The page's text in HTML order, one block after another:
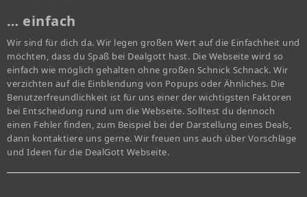
… einfach
Wir sind für dich da. Wir legen großen Wert auf die Einfachheit und
möchten, dass du Spaß bei Dealgott hast. Die Webseite wird so
einfach wie möglich gehalten ohne großen Schnick Schnack. Wir
verzichten auf die Einblendung von Popups oder Ähnliches. Die
Benutzerfreundlichkeit ist für uns einer der wichtigsten Faktoren
bei Entscheidung rund um die Webseite. Solltest du dennoch
einen Fehler finden, zum Beispiel bei der Darstellung eines Deals,
dann kontaktiere uns gerne. Wir freuen uns auch über Vorschläge
und Ideen für die DealGott Webseite.